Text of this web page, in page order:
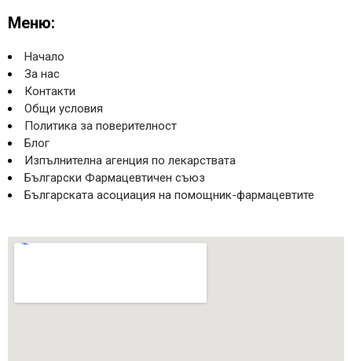
Меню:
Начало
За нас
Контакти
Общи условия
Политика за поверителност
Блог
Изпълнителна агенция по лекарствата
Български Фармацевтичен съюз
Българската асоциация на помощник-фармацевтите